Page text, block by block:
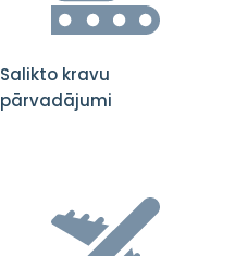
Salikto kravu
pārvadājumi